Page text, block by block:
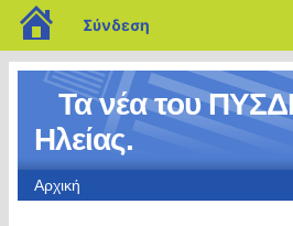
blogs.sch.gr
Σύνδεση
Τα νέα του
Ηλείας.
Αρχική